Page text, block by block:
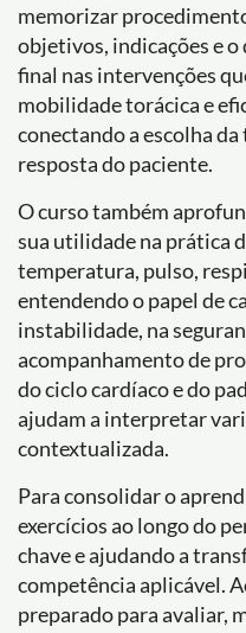
memorizar
objetivos, indicações e o
final nas intervenções
mobilidade torácica e
conectando a escolha da
resposta do paciente.
O curso também
sua utilidade na prática
temperatura, pulso,
entendendo o papel de
instabilidade, na
acompanhamento de
do ciclo cardíaco e do
ajudam a interpretar
contextualizada.
Para consolidar o
exercícios ao longo do
chave e ajudando a
competência aplicável.
preparado para avaliar,